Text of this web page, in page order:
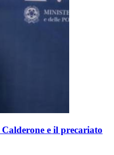
e il precariato